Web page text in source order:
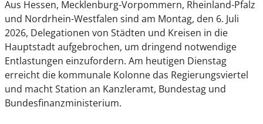
Aus Hessen, Mecklenburg-Vorpommern, Rheinland-Pfalz
und Nordrhein-Westfalen sind am Montag, den 6. Juli
2026, Delegationen von Städten und Kreisen in die
Hauptstadt aufgebrochen, um dringend notwendige
Entlastungen einzufordern. Am heutigen Dienstag
erreicht die kommunale Kolonne das Regierungsviertel
und macht Station an Kanzleramt, Bundestag und
Bundesfinanzministerium.